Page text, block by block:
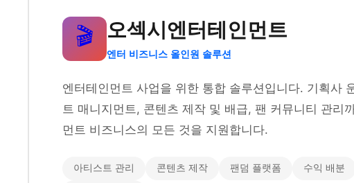
🎬 오섹시엔터테인먼트
엔터 비즈니스 올인원 솔루션
엔터테인먼트 사업을 위한 통합 솔루션입니다. 기획사
트 매니지먼트, 콘텐츠 제작 및 배급, 팬 커뮤니티 관리
먼트 비즈니스의 모든 것을 지원합니다.
아티스트 관리 콘텐츠 제작 팬덤 플랫폼 수익 배분